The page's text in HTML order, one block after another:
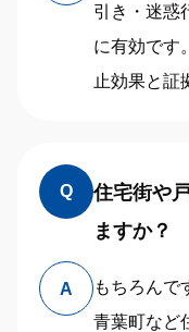
引き・迷惑
に有効です
止効果と証
Q
住宅街や
ますか？
A
もちろんで
青葉町など